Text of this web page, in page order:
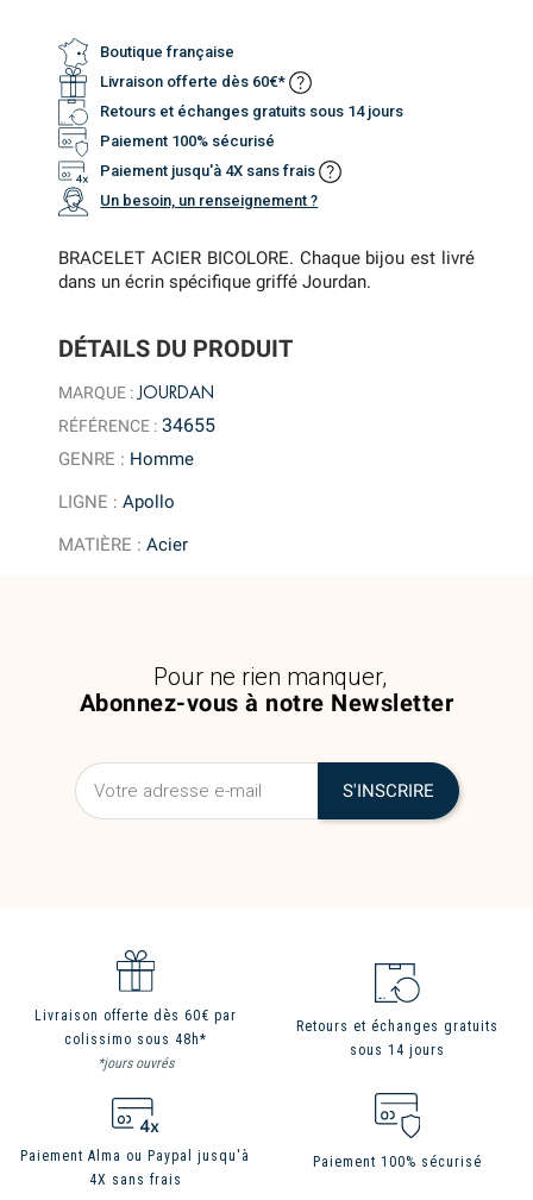
DÉTAILS DU PRODUIT
MARQUE : JOURDAN
RÉFÉRENCE : 34655
GENRE : Homme
LIGNE :Apollo
MATIÈRE :Acier
Boutique française
Livraison offerte dès 60€*
Retours et échanges gratuits sous 14 jours
Paiement 100% sécurisé
Paiement jusqu'à 4X sans frais
Un besoin, un renseignement ?
BRACELET ACIER BICOLORE. Chaque bijou est livré
dans un écrin spécifique griffé Jourdan.
Abonnez-vous à notre Newsletter
Pour ne rien manquer,
Livraison offerte dès 60€ par
colissimo sous 48h*
*jours ouvrés
Retours et échanges gratuits
sous 14 jours
Paiement Alma ou Paypal jusqu'à
4X sans frais
Paiement 100% sécurisé